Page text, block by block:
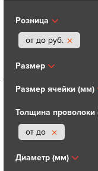
Розница
от до руб.
Размер
Размер ячейки (мм)
Толщина проволоки
от до
Диаметр (мм)